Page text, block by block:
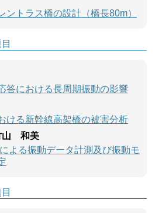
ントラス橋の設計（橋長80m）
答における長周期振動の影響
ける新幹線高架橋の被害分析
山 和美
よる振動データ計測及び振動モ